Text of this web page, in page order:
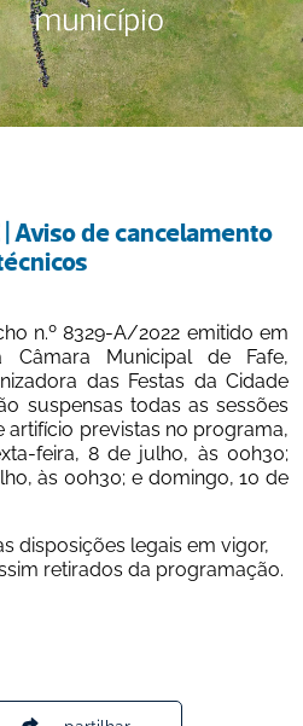
| Aviso de cancelamento
n.º 8329-A/2022 emitido em
Câmara Municipal de Fafe,
das Festas da Cidade
suspensas todas as sessões
artifício previstas no programa,
feira, 8 de julho, às 00h30;
às 00h30; e domingo, 10 de
disposições legais em vigor,
retirados da programação.